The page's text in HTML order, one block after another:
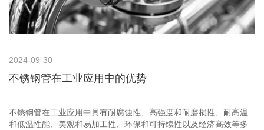
2024-09-30
不锈钢管在工业应用中的优势
不锈钢管在工业应用中具有耐腐蚀性、高强度和耐磨损性、耐高温
和低温性能、美观和易加工性、环保和可持续性以及经济高效等多